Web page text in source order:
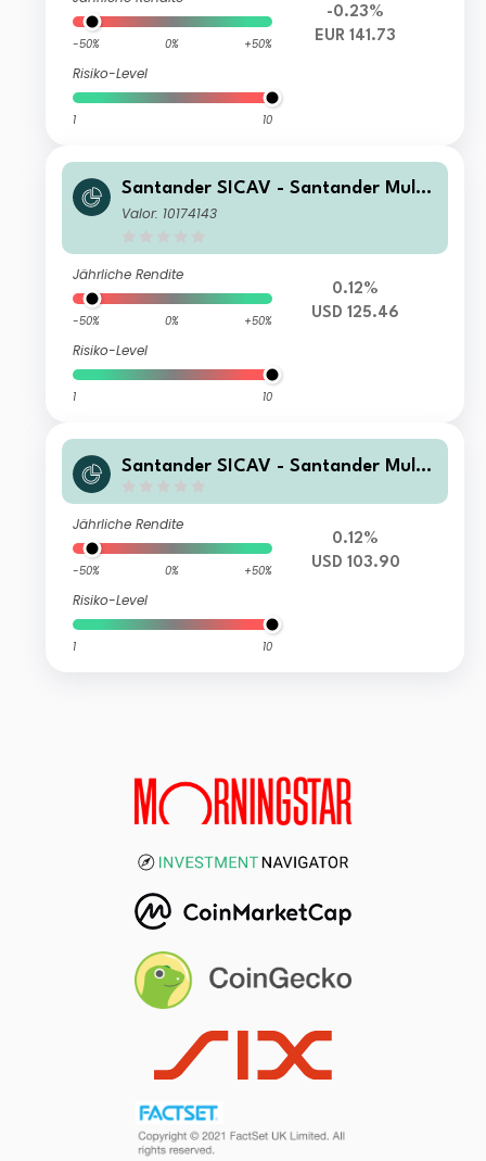
-50% 0% +50%
Risiko-Level
1 10
-0.23%
EUR 141.73
Santander SICAV - Santander Multi
Asset Conservative Growth A
Valor: 10174143
Jährliche Rendite
-50% 0% +50%
Risiko-Level
1 10
0.12%
USD 125.46
Santander SICAV - Santander Multi
Accumulation
Jährliche Rendite
-50% 0% +50%
Risiko-Level
1 10
0.12%
USD 103.90